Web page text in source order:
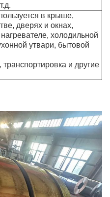
в крыше,
дверях и окнах,
холодильной
утвари, бытовой
и другие